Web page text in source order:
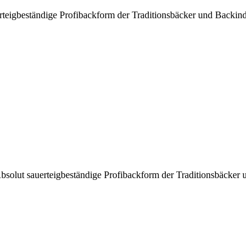
Profibackform der Traditionsbäcker und
sauerteigbeständige Profibackform der Traditionsbäcker